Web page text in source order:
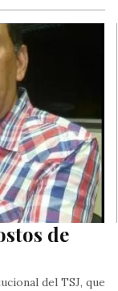
que…
de
del TSJ, que